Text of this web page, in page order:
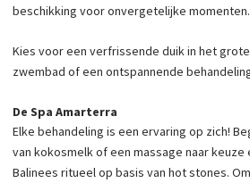
beschikking voor onvergetelijke momenten.
Kies voor een verfrissende duik in het
zwembad of een ontspannende
De Spa Amarterra
Elke behandeling is een ervaring op zich!
van kokosmelk of een massage naar keuze
Balinees ritueel op basis van hot stones.